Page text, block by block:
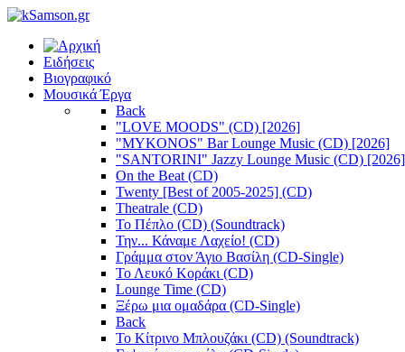
Ειδήσεις
Βιογραφικό
Μουσικά Έργα
Back
"LOVE MOODS" (CD) [2026]
"MYKONOS" Bar Lounge Music (CD) [2026]
"SANTORINI" Jazzy Lounge Music (CD) [2026]
On the Beat (CD)
Twenty [Best of 2005-2025] (CD)
Theatrale (CD)
Το Πέπλο (CD) (Soundtrack)
Την... Κάναμε Λαχείο! (CD)
Γράμμα στον Άγιο Βασίλη (CD-Single)
Το Λευκό Κοράκι (CD)
Lounge Time (CD)
Ξέρω μια ομαδάρα (CD-Single)
Back
Το Κίτρινο Μπλουζάκι (CD) (Soundtrack)